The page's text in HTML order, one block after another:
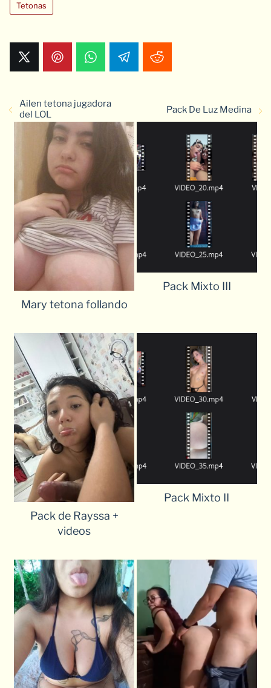
Tetonas
Ailen tetona jugadora
del LOL
Pack De Luz Medina
Mary tetona follando
Pack Mixto III
Pack de Rayssa +
videos
Pack Mixto II